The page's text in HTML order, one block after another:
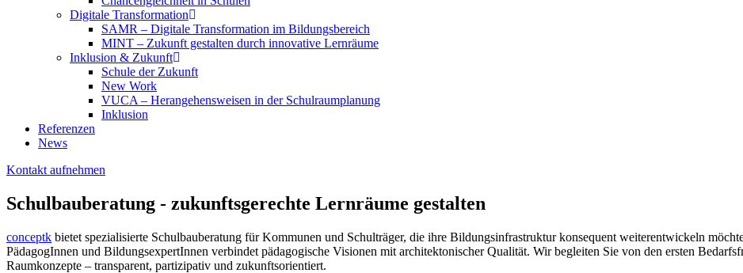
Digitale Transformation
SAMR – Digitale Transformation im Bildungsbereich
MINT – Zukunft gestalten durch innovative Lernräume
Inklusion & Zukunft
Schule der Zukunft
New Work
VUCA – Herangehensweisen in der Schulraumplanung
Inklusion
Referenzen
News
Kontakt aufnehmen
Schulbauberatung - zukunftsgerechte Lernräume gestalten
conceptk bietet spezialisierte Schulbauberatung für Kommunen und Schulträger, die ihre Bildungsinfrastruktur konsequent weiterentwickeln
PädagogInnen und BildungsexpertInnen verbindet pädagogische Visionen mit architektonischer Qualität. Wir begleiten Sie von den ersten
Raumkonzepte – transparent, partizipativ und zukunftsorientiert.